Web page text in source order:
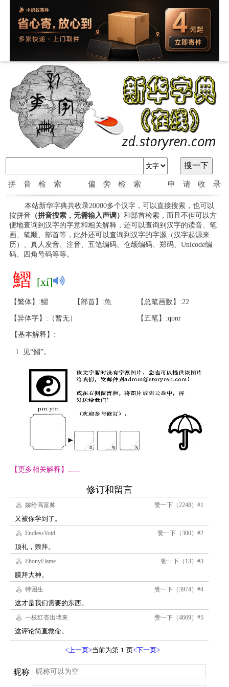
拼音检索 偏旁检索 申请收录
本站新华字典共收录20000多个汉字，可以直接搜索，也可以
按拼音（拼音搜索，无需输入声调） 和部首检索，而且不但可以方
便地查询到汉字的字意和相关解释，还可以查询到汉字的读音、笔
画、笔顺、部首等，此外还可以查询到汉字的字源（汉字起源来
历）、真人发音、注音、五笔编码、仓颉编码、郑码、Unicode编
码、四角号码等等。
鰼 [xí]
【繁体】:鰼 【部首】:魚 【总笔画数】:22
【异体字】:（暂无） 【五笔】:qonr
【基本解释】:
见“鳛”。
【更多相关解释】......